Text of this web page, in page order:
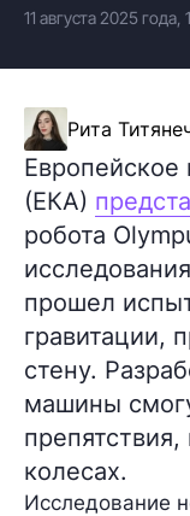
11 августа 2025 года,
Рита
Европейское
(ЕКА)
робота
прошел
гравитации,
стену.
машины
колесах.
Исследование